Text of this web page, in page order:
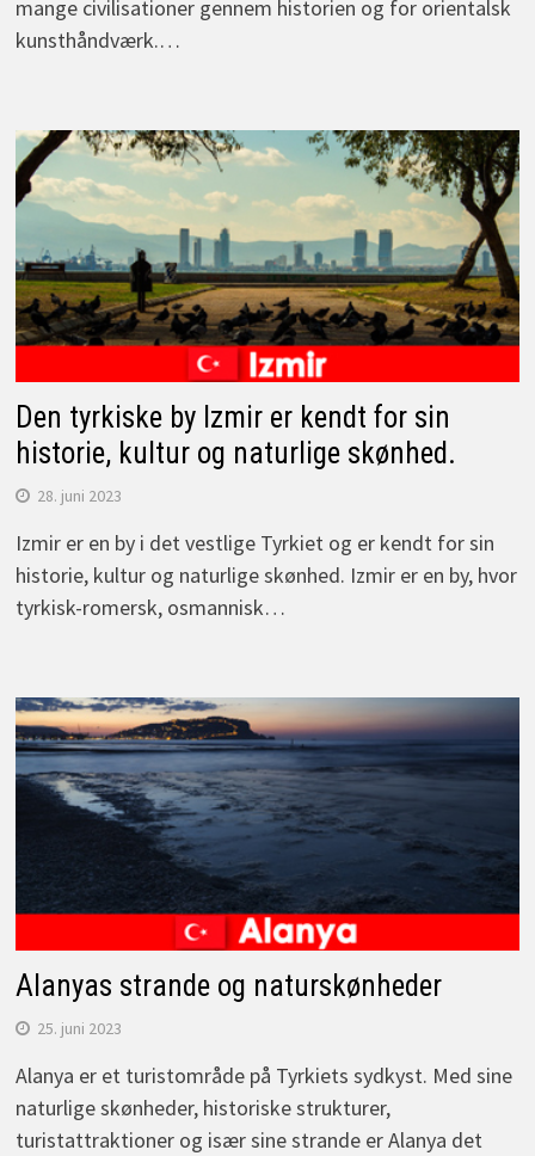
mange civilisationer gennem historien og for orientalsk
kunsthåndværk.…
Den tyrkiske by Izmir er kendt for sin
historie, kultur og naturlige skønhed.
28. juni 2023
Izmir er en by i det vestlige Tyrkiet og er kendt for sin
historie, kultur og naturlige skønhed. Izmir er en by, hvor
tyrkisk-romersk, osmannisk…
Alanyas strande og naturskønheder
25. juni 2023
Alanya er et turistområde på Tyrkiets sydkyst. Med sine
naturlige skønheder, historiske strukturer,
turistattraktioner og især sine strande er Alanya det